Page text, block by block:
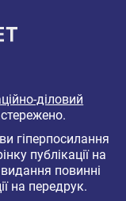
діловий
гіперпосилання
публікації на
повинні
на передрук.